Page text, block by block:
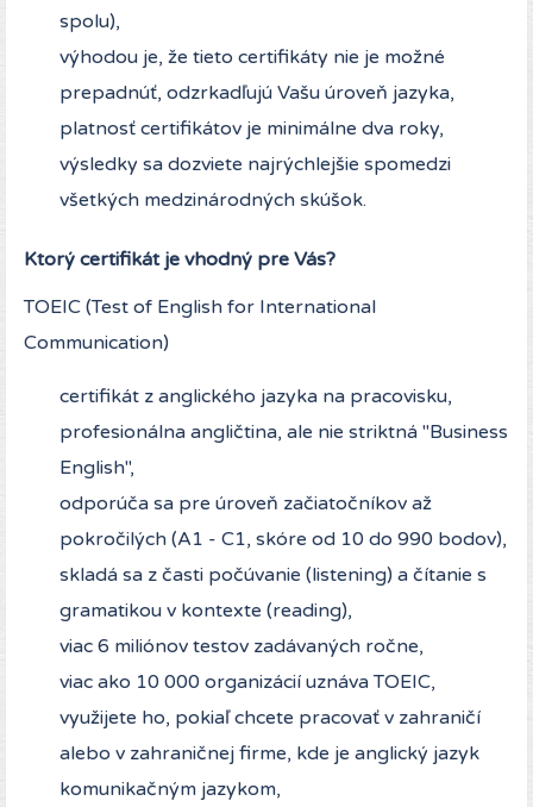
spolu),
výhodou je, že tieto certifikáty nie je možné
prepadnúť, odzrkadľujú Vašu úroveň jazyka,
platnosť certifikátov je minimálne dva roky,
výsledky sa dozviete najrýchlejšie spomedzi
všetkých medzinárodných skúšok.
Ktorý certifikát je vhodný pre Vás?
TOEIC (Test of English for International
Communication)
certifikát z anglického jazyka na pracovisku,
profesionálna angličtina, ale nie striktná "Business
English",
odporúča sa pre úroveň začiatočníkov až
pokročilých (A1 - C1, skóre od 10 do 990 bodov),
skladá sa z časti počúvanie (listening) a čítanie s
gramatikou v kontexte (reading),
viac 6 miliónov testov zadávaných ročne,
viac ako 10 000 organizácií uznáva TOEIC,
využijete ho, pokiaľ chcete pracovať v zahraničí
alebo v zahraničnej firme, kde je anglický jazyk
komunikačným jazykom,